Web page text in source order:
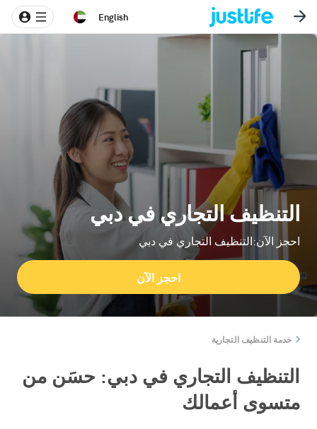
English
التنظيف التجاري في دبي
احجز الآن:التنظيف التجاري في دبي
احجز الآن
خدمة التنظيف التجارية
التنظيف التجاري في دبي: حسَن من
متسوى أعمالك